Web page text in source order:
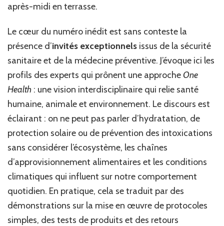
après-midi en terrasse.
Le cœur du numéro inédit est sans conteste la
présence d’invités exceptionnels issus de la sécurité
sanitaire et de la médecine préventive. J’évoque ici les
profils des experts qui prônent une approcheOne
Health : une vision interdisciplinaire qui relie santé
humaine, animale et environnement. Le discours est
éclairant : on ne peut pas parler d’hydratation, de
protection solaire ou de prévention des intoxications
sans considérer l’écosystème, les chaînes
d’approvisionnement alimentaires et les conditions
climatiques qui influent sur notre comportement
quotidien. En pratique, cela se traduit par des
démonstrations sur la mise en œuvre de protocoles
simples, des tests de produits et des retours